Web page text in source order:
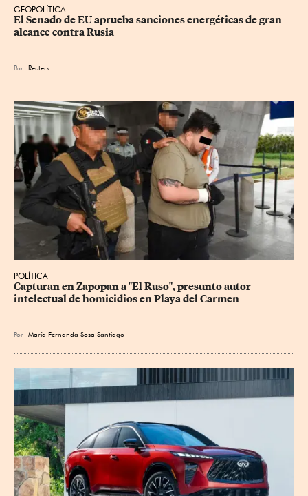
GEOPOLÍTICA
El Senado de EU aprueba sanciones energéticas de gran
alcance contra Rusia
Por Reuters
POLÍTICA
Capturan en Zapopan a "El Ruso", presunto autor
intelectual de homicidios en Playa del Carmen
Por María Fernanda Sosa Santiago